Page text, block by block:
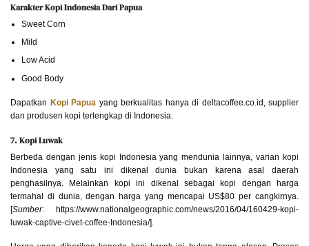
Karakter Kopi Indonesia Dari Papua
Sweet Corn
Mild
Low Acid
Good Body
Dapatkan Kopi Papua yang berkualitas hanya di deltacoffee.co.id, supplier
dan produsen kopi terlengkap di Indonesia.
7. Kopi Luwak
Berbeda dengan jenis kopi Indonesia yang mendunia lainnya, varian kopi
Indonesia yang satu ini dikenal dunia bukan karena asal daerah
penghasilnya. Melainkan kopi ini dikenal sebagai kopi dengan harga
termahal di dunia, dengan harga yang mencapai US$80 per cangkirnya.
[Sumber: https://www.nationalgeographic.com/news/2016/04/160429-kopi-
luwak-captive-civet-coffee-Indonesia/].